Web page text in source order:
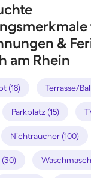
&
am Rhein
(18) Terrasse/
Parkplatz (15)
Nichtraucher (100)